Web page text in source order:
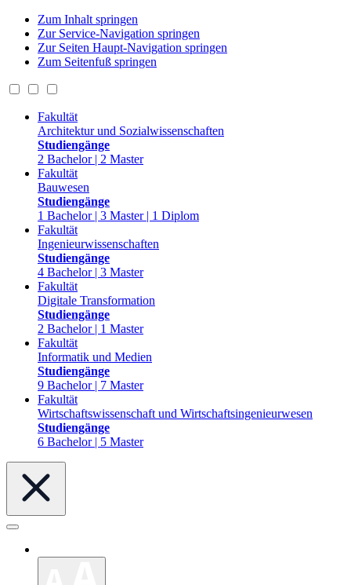
Zum Inhalt springen
Zur Service-Navigation springen
Zur Seiten Haupt-Navigation springen
Zum Seitenfuß springen
Fakultät
Architektur und Sozialwissenschaften
Studiengänge
2 Bachelor | 2 Master
Fakultät
Bauwesen
Studiengänge
1 Bachelor | 3 Master | 1 Diplom
Fakultät
Ingenieurwissenschaften
Studiengänge
4 Bachelor | 3 Master
Fakultät
Digitale Transformation
Studiengänge
2 Bachelor | 1 Master
Fakultät
Informatik und Medien
Studiengänge
9 Bachelor | 7 Master
Fakultät
Wirtschaftswissenschaft und Wirtschaftsingenieurwesen
Studiengänge
6 Bachelor | 5 Master